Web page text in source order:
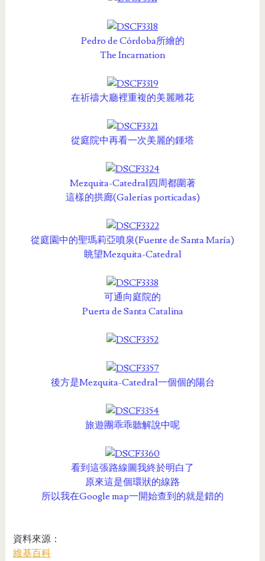
Pedro de Córdoba所繪的
The Incarnation
在祈禱大廳裡重複的美麗雕花
從庭院中再看一次美麗的鍾塔
Mezquita-Catedral四周都圍著
這樣的拱廊(Galerías porticadas)
從庭園中的聖瑪莉亞噴泉(Fuente de Santa María)
眺望Mezquita-Catedral
可通向庭院的
Puerta de Santa Catalina
後方是Mezquita-Catedral一個個的陽台
旅遊團乖乖聽解說中呢
看到這張路線圖我終於明白了
原來這是個環狀的線路
所以我在Google map一開始查到的就是錯的
資料來源：
維基百科